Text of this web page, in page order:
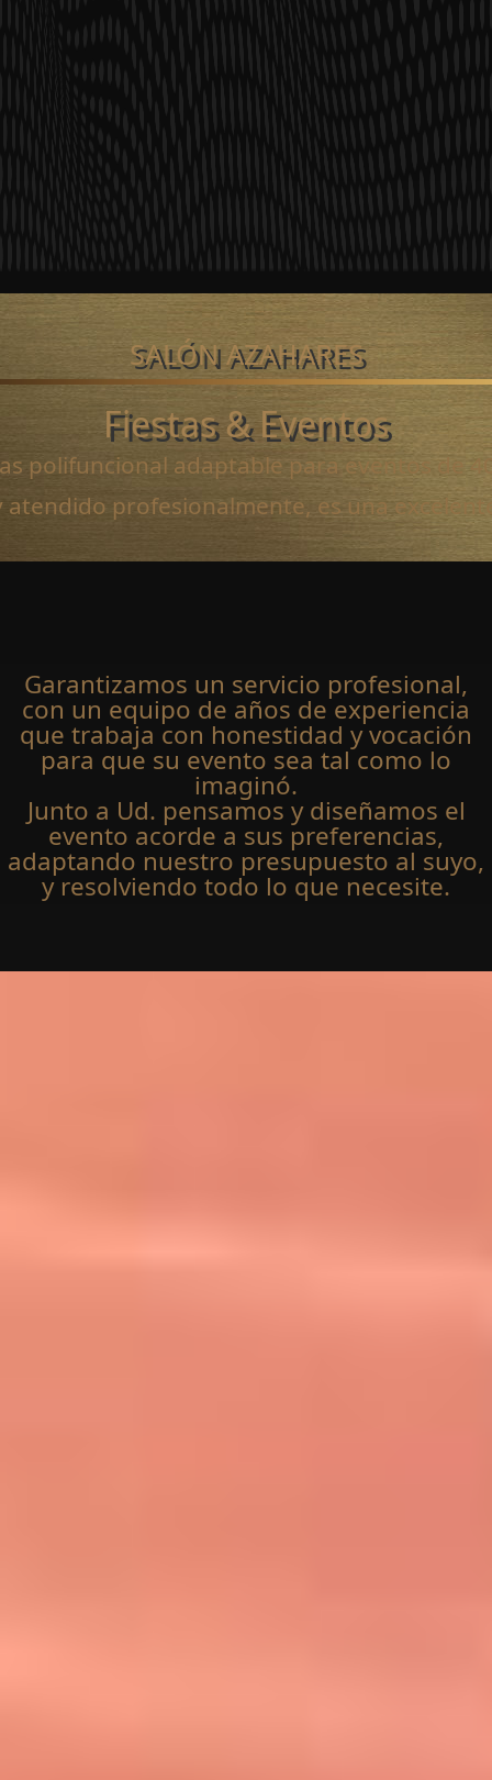
SALÓN AZAHARES
Fiestas & Eventos
polifuncional adaptable para eventos de
profesionalmente, es una
Garantizamos un servicio profesional,
con un equipo de años de experiencia
que trabaja con honestidad y vocación
para que su evento sea tal como lo
imaginó.
Junto a Ud. pensamos y diseñamos el
evento acorde a sus preferencias,
adaptando nuestro presupuesto al suyo,
y resolviendo todo lo que necesite.